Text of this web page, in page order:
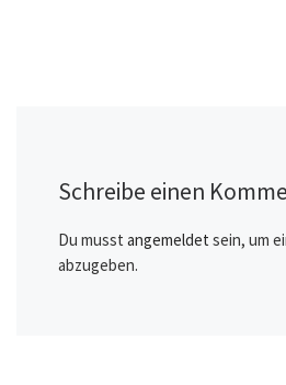
Schreibe einen
Du musst angemeldet sein, um
abzugeben.